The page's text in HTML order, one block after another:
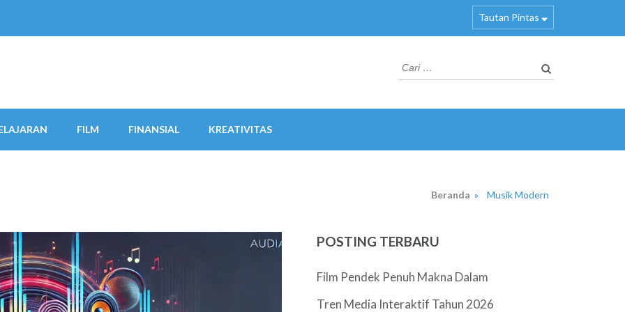
Tautan Pintas
Cari
untuk:
FILM FINANSIAL KREATIVITAS
Beranda » Musik Modern
POSTING TERBARU
Film Pendek Penuh Makna Dalam
Tren Media Interaktif Tahun 2026